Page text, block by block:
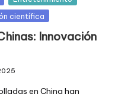
científica
Innovación
en China han